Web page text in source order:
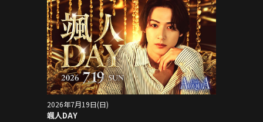
2026年7月19日(日)
颯人DAY